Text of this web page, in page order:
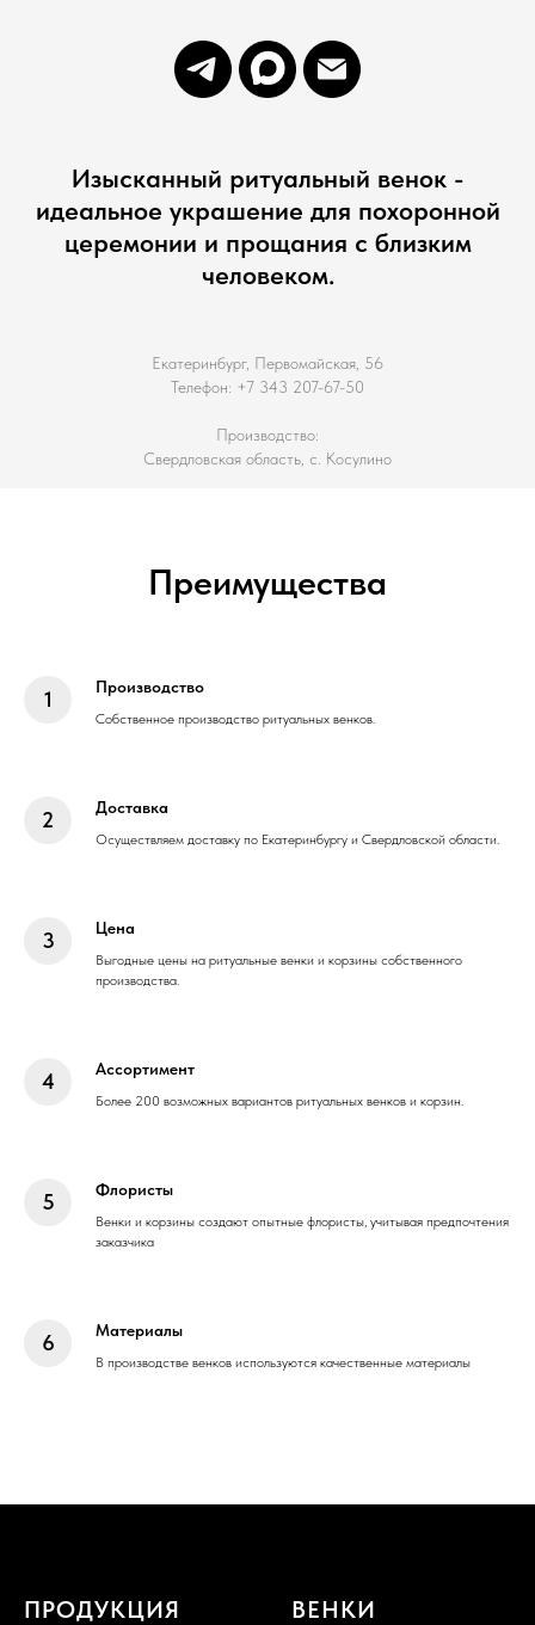
Изысканный ритуальный венок -
идеальное украшение для похоронной
церемонии и прощания с близким
человеком.
Екатеринбург, Первомайская, 56
Телефон: +7 343 207-67-50
Производство:
Свердловская область, с. Косулино
Преимущества
Производство
Собственное производство ритуальных венков.
Доставка
Осуществляем доставку по Екатеринбургу и Свердловской области.
Цена
Выгодные цены на ритуальные венки и корзины собственного
производства.
Ассортимент
Более 200 возможных вариантов ритуальных венков и корзин.
Флористы
Венки и корзины создают опытные флористы, учитывая предпочтения
заказчика
Материалы
В производстве венков используются качественные материалы
ПРОДУКЦИЯ
ВЕНКИ